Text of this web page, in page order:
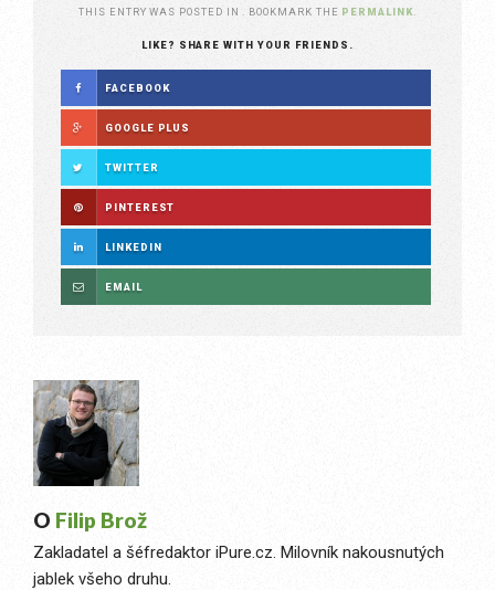
THIS ENTRY WAS POSTED IN . BOOKMARK THE PERMALINK
LIKE? SHARE WITH YOUR FRIENDS.
FACEBOOK
GOOGLE PLUS
TWITTER
PINTEREST
LINKEDIN
EMAIL
O Filip Brož
Zakladatel a šéfredaktor iPure.cz. Milovník nakousnutých
jablek všeho druhu.